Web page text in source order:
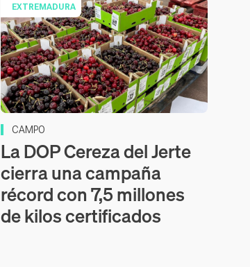
EXTREMADURA
CAMPO
La DOP Cereza del Jerte
cierra una campaña
récord con 7,5 millones
de kilos certificados